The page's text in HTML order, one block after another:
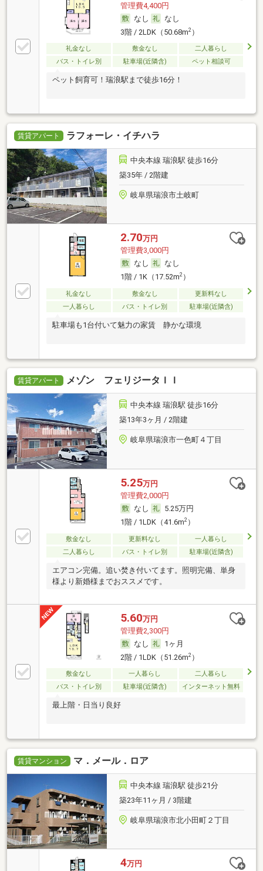
管理費4,400円
なし
なし
3階 / 2LDK（50.68m2）
礼金なし 敷金なし
二人暮らし
バス・トイレ別
駐車場(近隣含) ペット相談可
ペット飼育可！瑞浪駅まで徒歩16分！
賃貸アパート ラフォーレ・イチハラ
中央本線 瑞浪駅 徒歩16分
築35年 / 2階建
岐阜県瑞浪市土岐町
2.70万円
管理費3,000円
なし
なし
1階 / 1K（17.52m2）
礼金なし 敷金なし
更新料なし
一人暮らし
バス・トイレ別 駐車場(近隣含)
駐車場も1台付いて魅力の家賃 静かな環境
賃貸アパート メゾン フェリジータＩＩ
中央本線 瑞浪駅 徒歩16分
築13年3ヶ月 / 2階建
岐阜県瑞浪市一色町４丁目
5.25万円
管理費2,000円
なし
5.25万円
1階 / 1LDK（41.6m2）
敷金なし 更新料なし
一人暮らし
二人暮らし
バス・トイレ別 駐車場(近隣含)
エアコン完備。追い焚き付いてます。照明完備、単身
様より新婚様までおススメです。
5.60万円
管理費2,300円
なし
1ヶ月
2階 / 1LDK（51.26m2）
敷金なし 一人暮らし
二人暮らし
バス・トイレ別
駐車場(近隣含) インターネット無料
最上階・日当り良好
賃貸マンション マ．メール．ロア
中央本線 瑞浪駅 徒歩21分
築23年11ヶ月 / 3階建
岐阜県瑞浪市北小田町２丁目
4万円